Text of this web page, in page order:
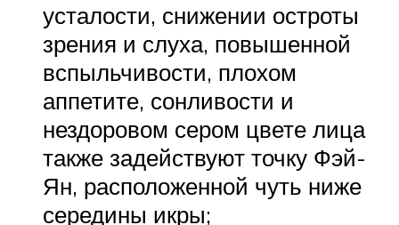
усталости, снижении остроты
зрения и слуха, повышенной
вспыльчивости, плохом
аппетите, сонливости и
нездоровом сером цвете лица
также задействуют точку Фэй-
Ян, расположенной чуть ниже
середины икры;